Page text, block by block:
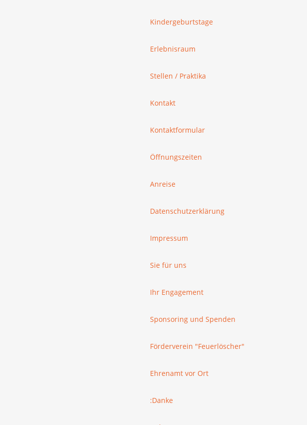
Kindergeburtstage
Erlebnisraum
Stellen / Praktika
Kontakt
Kontaktformular
Öffnungszeiten
Anreise
Datenschutzerklärung
Impressum
Sie für uns
Ihr Engagement
Sponsoring und Spenden
Förderverein "Feuerlöscher"
Ehrenamt vor Ort
:Danke